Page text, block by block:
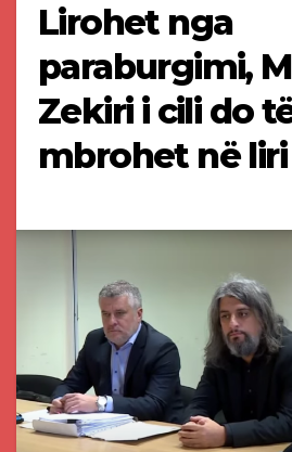
Lirohet nga
paraburgimi,
Zekiri i cili do
mbrohet në liri